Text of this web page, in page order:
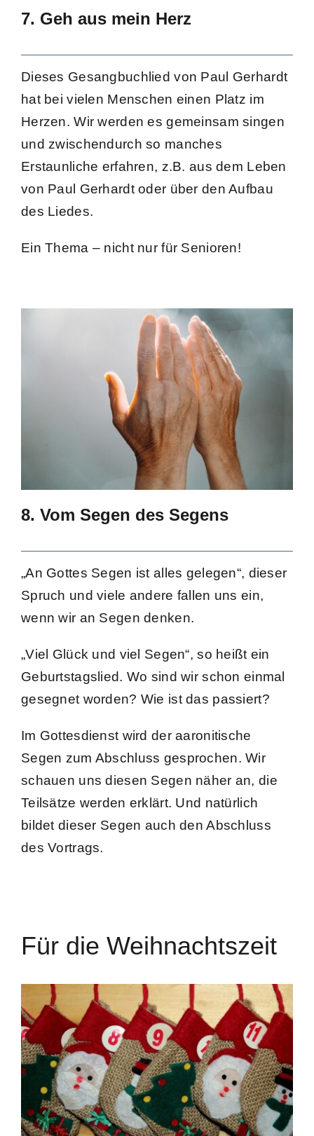
7. Geh aus mein Herz
Dieses Gesangbuchlied von Paul Gerhardt
hat bei vielen Menschen einen Platz im
Herzen. Wir werden es gemeinsam singen
und zwischendurch so manches
Erstaunliche erfahren, z.B. aus dem Leben
von Paul Gerhardt oder über den Aufbau
des Liedes.
Ein Thema – nicht nur für Senioren!
8. Vom Segen des Segens
„An Gottes Segen ist alles gelegen“, dieser
Spruch und viele andere fallen uns ein,
wenn wir an Segen denken.
„Viel Glück und viel Segen“, so heißt ein
Geburtstagslied. Wo sind wir schon einmal
gesegnet worden? Wie ist das passiert?
Im Gottesdienst wird der aaronitische
Segen zum Abschluss gesprochen. Wir
schauen uns diesen Segen näher an, die
Teilsätze werden erklärt. Und natürlich
bildet dieser Segen auch den Abschluss
des Vortrags.
Für die Weihnachtszeit